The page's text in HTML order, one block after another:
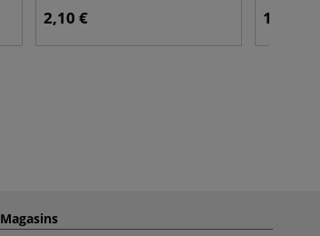
2,10 € 19,95 €
Magasins